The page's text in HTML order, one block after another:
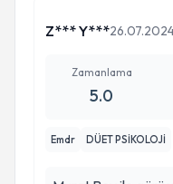
olduğunu
zaten ıkıncıye
Z*** Y***
Zamanlama
5.0
Emdr DÜET PSİKOLOJİ